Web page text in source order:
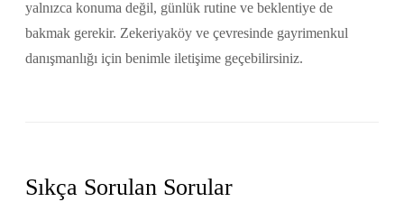
yalnızca konuma değil, günlük rutine ve beklentiye de
bakmak gerekir. Zekeriyaköy ve çevresinde gayrimenkul
danışmanlığı için benimle iletişime geçebilirsiniz.
Sıkça Sorulan Sorular